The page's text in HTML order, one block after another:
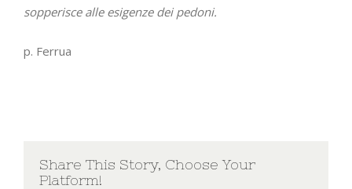
sopperisce alle esigenze dei pedoni.
p. Ferrua
Share This Story, Choose Your
Platform!